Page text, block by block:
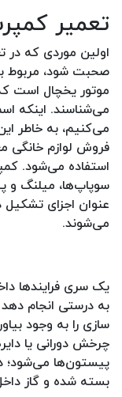
تعمیر
اولین موردی که در
صحبت شود، مربوط
موتور یخچال است
می‌شناسند. اینکه
می‌کنیم، به خاطر
فروش لوازم خانگی
استفاده می‌شود.
سوپاپ‌ها، میلنگ و
عنوان اجزای
می‌شوند.
یک سری فرایندها
به درستی انجام
سازی را به وجود
چرخش دورانی یا
پیستون‌ها می‌شود؛
بسته شده و گاز